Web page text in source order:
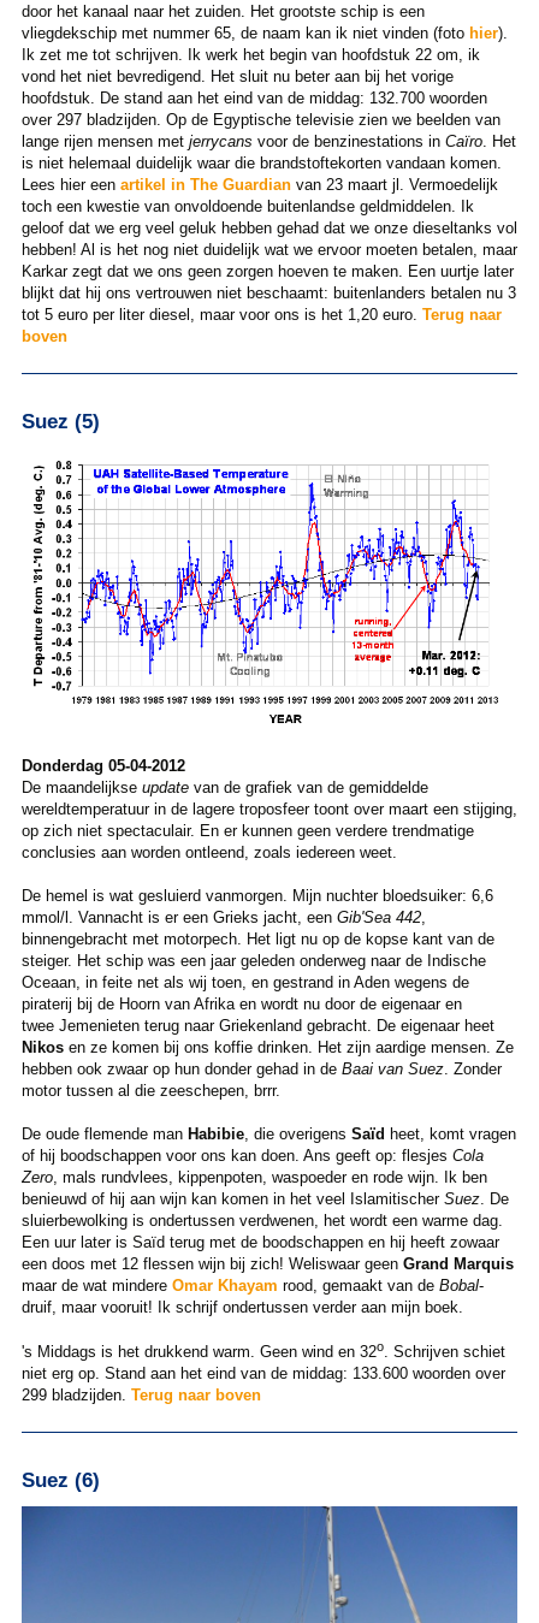
door het kanaal naar het zuiden. Het grootste schip is een
vliegdekschip met nummer 65, de naam kan ik niet vinden (foto hier).
Ik zet me tot schrijven. Ik werk het begin van hoofdstuk 22 om, ik
vond het niet bevredigend. Het sluit nu beter aan bij het vorige
hoofdstuk. De stand aan het eind van de middag: 132.700 woorden
over 297 bladzijden. Op de Egyptische televisie zien we beelden van
lange rijen mensen met jerrycans voor de benzinestations in Caïro. Het
is niet helemaal duidelijk waar die brandstoftekorten vandaan komen.
Lees hier eenartikel in The Guardian van 23 maart jl. Vermoedelijk
toch een kwestie van onvoldoende buitenlandse geldmiddelen. Ik
geloof dat we erg veel geluk hebben gehad dat we onze dieseltanks vol
hebben! Al is het nog niet duidelijk wat we ervoor moeten betalen, maar
Karkar zegt dat we ons geen zorgen hoeven te maken. Een uurtje later
blijkt dat hij ons vertrouwen niet beschaamt: buitenlanders betalen nu 3
tot 5 euro per liter diesel, maar voor ons is het 1,20 euro. Terug naar
boven
Suez (5)
Donderdag 05-04-2012
De maandelijkse updatevan de grafiek van de gemiddelde
wereldtemperatuur in de lagere troposfeer toont over maart een stijging,
op zich niet spectaculair. En er kunnen geen verdere trendmatige
conclusies aan worden ontleend, zoals iedereen weet.
De hemel is wat gesluierd vanmorgen. Mijn nuchter bloedsuiker: 6,6
mmol/l. Vannacht is er een Grieks jacht, een Gib'Sea 442,
binnengebracht met motorpech. Het ligt nu op de kopse kant van de
steiger. Het schip was een jaar geleden onderweg naar de Indische
Oceaan, in feite net als wij toen, en gestrand in Aden wegens de
piraterij bij de Hoorn van Afrika en wordt nu door de eigenaar en
twee Jemenieten terug naar Griekenland gebracht. De eigenaar heet
Nikos en ze komen bij ons koffie drinken. Het zijn aardige mensen. Ze
hebben ook zwaar op hun donder gehad in deBaai van Suez. Zonder
motor tussen al die zeeschepen, brrr.
De oude flemende man Habibie, die overigens Saïd heet, komt vragen
of hij boodschappen voor ons kan doen. Ans geeft op: flesjes Cola
Zero, mals rundvlees, kippenpoten, waspoeder en rode wijn. Ik ben
benieuwd of hij aan wijn kan komen in het veel IslamitischerSuez. De
sluierbewolking is ondertussen verdwenen, het wordt een warme dag.
Een uur later is Saïd terug met de boodschappen en hij heeft zowaar
een doos met 12 flessen wijn bij zich! Weliswaar geen Grand Marquis
maar de wat mindere Omar Khayam rood, gemaakt van deBobal-
druif, maar vooruit! Ik schrijf ondertussen verder aan mijn boek.
's Middags is het drukkend warm. Geen wind en 32o. Schrijven schiet
niet erg op. Stand aan het eind van de middag: 133.600 woorden over
299 bladzijden. Terug naar boven
Suez (6)